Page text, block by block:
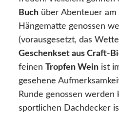
Buch über Abenteuer am
Hängematte genossen
(vorausgesetzt, das
Geschenkset aus Craft-
feinen Tropfen Wein ist
gesehene
Runde genossen werden
sportlichen Dachdecker